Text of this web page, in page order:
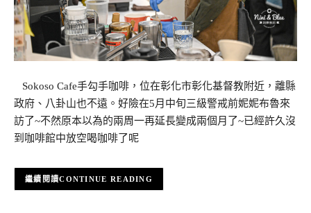
Sokoso Cafe手勾手咖啡，位在彰化市彰化基督教附近，離縣
政府、八卦山也不遠。好險在5月中旬三級警戒前妮妮布魯來
訪了~不然原本以為的兩周一再延長變成兩個月了~已經許久沒
到咖啡館中放空喝咖啡了呢
CONTINUE READING